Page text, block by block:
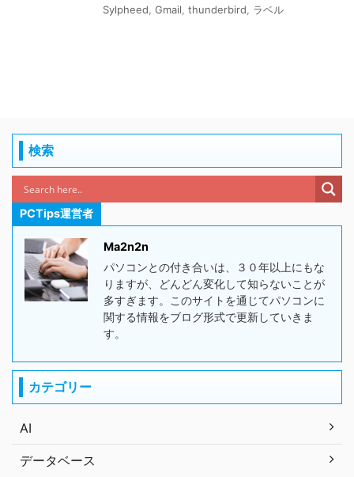
Sylpheed Gmail thunderbird ラベル
検索
PCTips運営者
Ma2n2n
パソコンとの付き合いは、３０年以上にもな
りますが、どんどん変化して知らないことが
多すぎます。このサイトを通じてパソコンに
関する情報をブログ形式で更新していきま
す。
カテゴリー
AI
データベース